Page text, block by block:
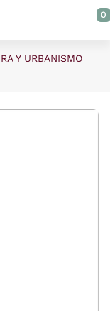
0
Y URBANISMO